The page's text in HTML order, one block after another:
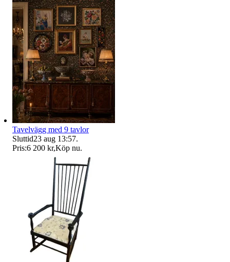
Tavelvägg med 9 tavlor
Sluttid23 aug 13:57.
Pris:6 200 kr,Köp nu.